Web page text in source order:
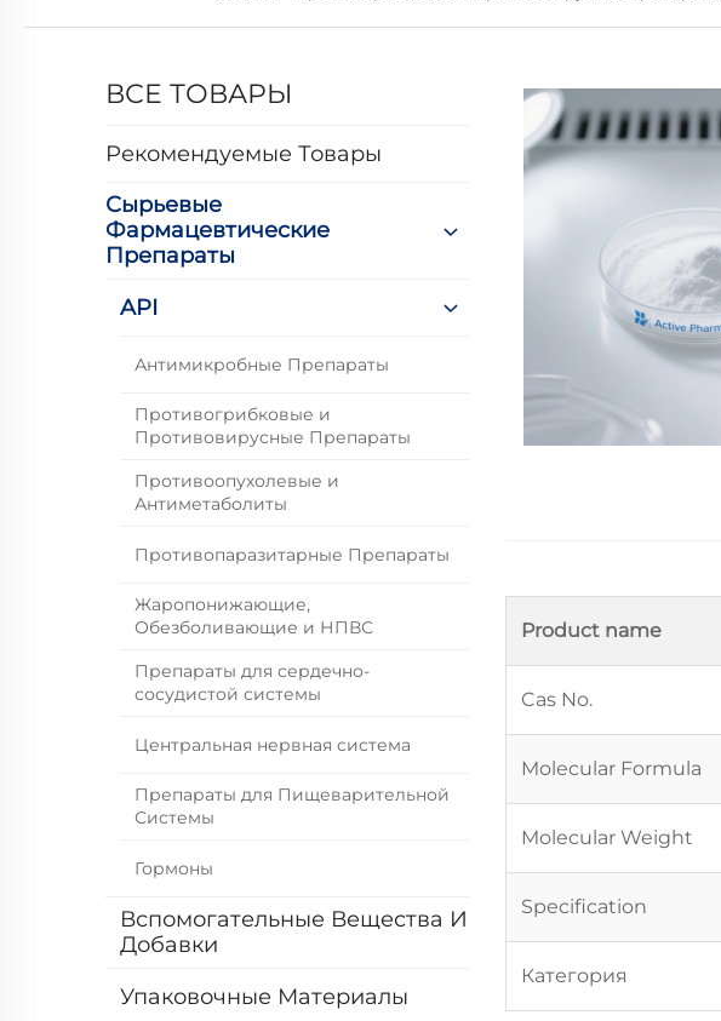
ВСЕ ТОВАРЫ
Рекомендуемые Товары
Сырьевые
Фармацевтические
Препараты
API
Антимикробные Препараты
Противогрибковые и
Противовирусные Препараты
Противоопухолевые и
Антиметаболиты
Противопаразитарные Препараты
Жаропонижающие,
Обезболивающие и НПВС
Препараты для сердечно-
сосудистой системы
Центральная нервная система
Препараты для Пищеварительной
Системы
Гормоны
Вспомогательные Вещества И
Добавки
Упаковочные Материалы
Product name
Cas No.
Molecular Formula
Molecular Weight
Specification
Категория